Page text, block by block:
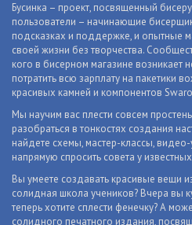
Бусинка – проект, посвященный
пользователи – начинающие
подсказках и поддержке, и опытные
своей жизни без творчества.
кого в бисерном магазине
потратить всю зарплату на пакетики
красивых камней и компонентов
Мы научим вас плести совсем
разобраться в тонкостях создания
найдете схемы, мастер-классы,
напрямую спросить совета у
Вы умеете создавать красивые вещи
солидная школа учеников? Вчера вы
теперь хотите сплести фенечку? А
солидного печатного издания,